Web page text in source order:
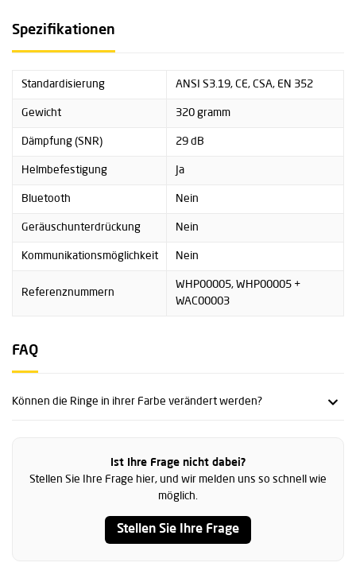
Spezifikationen
Standardisierung ANSI S3.19, CE, CSA, EN 352
Gewicht 320 gramm
Dämpfung (SNR) 29 dB
Helmbefestigung Ja
Bluetooth Nein
Geräuschunterdrückung Nein
Kommunikationsmöglichkeit Nein
Referenznummern
WHP00005, WHP00005 +
WAC00003
FAQ
Können die Ringe in ihrer Farbe verändert werden?
Ist Ihre Frage nicht dabei?
Stellen Sie Ihre Frage hier, und wir melden uns so schnell wie
möglich.
Stellen Sie Ihre Frage